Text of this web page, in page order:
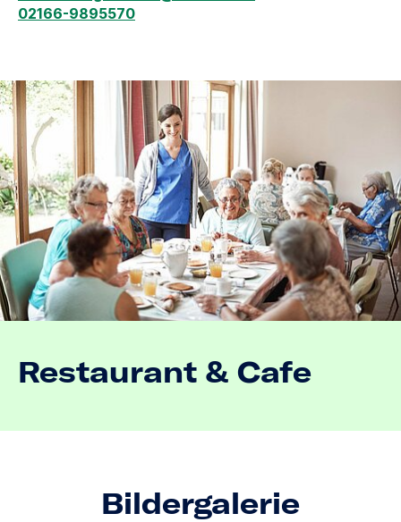
02166-9895570
Restaurant & Cafe
Bildergalerie